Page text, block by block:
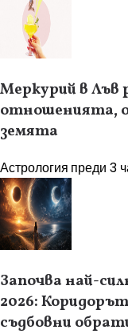
Меркурий в Лъв
отношенията,
земята
Астрология преди 3
Започва най-
2026:
съдбовни